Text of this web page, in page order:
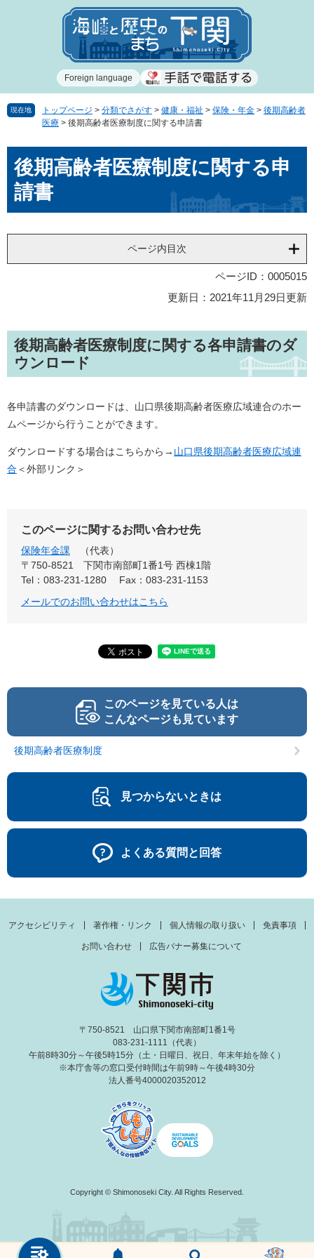
で
ば
Foreign language
現在地 トップページ > 分類でさがす > 健康・福祉 > 保険・年金 > 後期高齢者
医療 > 後期高齢者医療制度に関する申請書
文後期高齢者医療制度に関する申
請書
ページ内目次
ページID：0005015
更新日：2021年11月29日更新
後期高齢者医療制度に関する各申請書のダ
ウンロード
各申請書のダウンロードは、山口県後期高齢者医療広域連合のホー
ムページから行うことができます。
ダウンロードする場合はこちらから→ 山口県後期高齢者医療広域連
合 ＜外部リンク＞
このページに関するお問い合わせ先
保険年金課
代表
〒750-8521
下関市南部町1番1号 西棟1階
Tel：083-231-1280
Fax：083-231-1153
メールでのお問い合わせはこちら
このページを見ている人は
こんなページも見ています
後期高齢者医療制度
見つからないときは
よくある質問と回答
アクセシビリティ 著作権・リンク 個人情報の取り扱い 免責事項
お問い合わせ 広告バナー募集について
〒750-8521 山口県下関市南部町1番1号
083-231-1111（代表）
午前8時30分～午後5時15分（土・日曜日、祝日、年末年始を除く）
※本庁舎等の窓口受付時間は午前9時～午後4時30分
法人番号4000020352012
Copyright © Shimonoseki City. All Rights Reserved.